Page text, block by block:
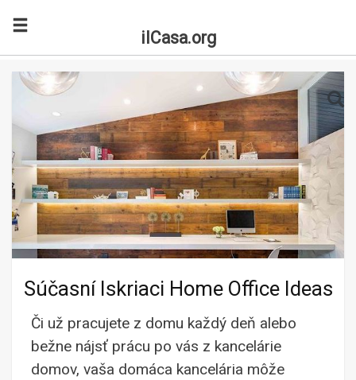
ilCasa.org
Súčasní Iskriaci Home Office Ideas
Či už pracujete z domu každý deň alebo
bežne nájsť prácu po vás z kancelárie
domov, vaša domáca kancelária môže